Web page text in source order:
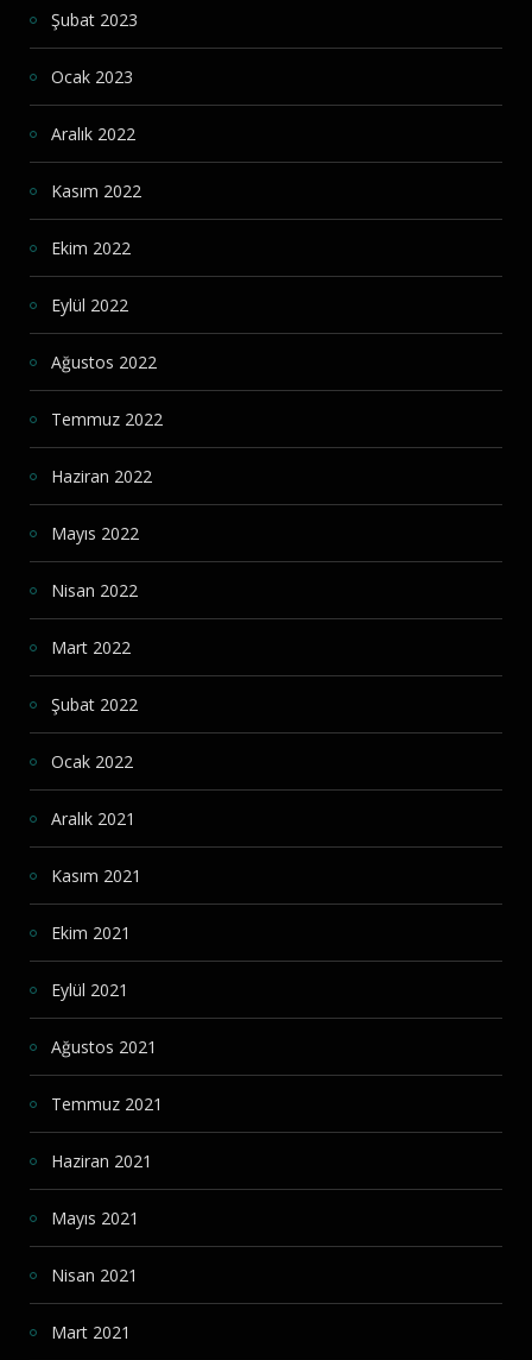
Şubat 2023
Ocak 2023
Aralık 2022
Kasım 2022
Ekim 2022
Eylül 2022
Ağustos 2022
Temmuz 2022
Haziran 2022
Mayıs 2022
Nisan 2022
Mart 2022
Şubat 2022
Ocak 2022
Aralık 2021
Kasım 2021
Ekim 2021
Eylül 2021
Ağustos 2021
Temmuz 2021
Haziran 2021
Mayıs 2021
Nisan 2021
Mart 2021